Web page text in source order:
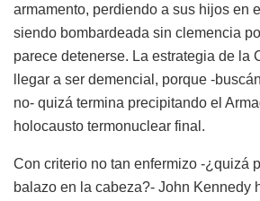
armamento, perdiendo a sus hijos en
siendo bombardeada sin clemencia
parece detenerse. La estrategia de la
llegar a ser demencial, porque -
no- quizá termina precipitando el
holocausto termonuclear final.
Con criterio no tan enfermizo -¿quizá
balazo en la cabeza?- John Kennedy